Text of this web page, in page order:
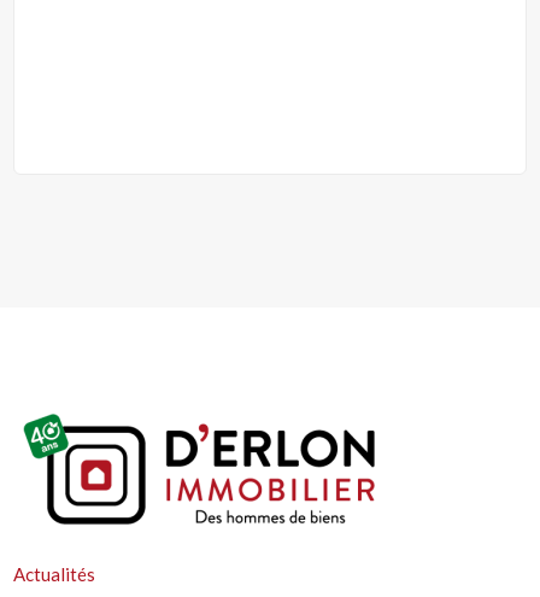
Actualités